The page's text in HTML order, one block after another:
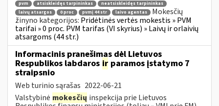
pvm atsiskleidęs tarpininkas
neatsiskleidęs tarpininkas
laivų atsargos
0 proc pvmį 44 str laivo agentas
Mokesčių
žinyno kategorijos: Pridėtinės vertės mokestis » PVM
tarifai » 0 proc. PVM tarifas (VI skyrius) » Laivų ir orlaivių
atsargoms (44 str.)
Informacinis pranešimas dėl Lietuvos
Respublikos labdaros ir paramos įstatymo 7
straipsnio
Web turinio sąrašas 2022-06-21
Valstybinė mokesčių inspekcija prie Lietuvos